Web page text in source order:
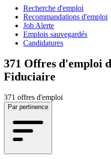
Recherche d'emploi
Recommandations d'emploi
Job Alerte
Emplois sauvegardés
Candidatures
371 Offres d'emploi
Fiduciaire
371 offres d'emploi
Par pertinence